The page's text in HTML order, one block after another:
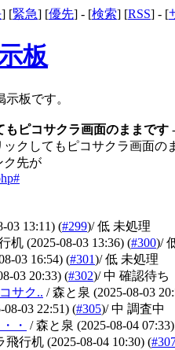
] [緊急] [優先] - [検索] [RSS] - [
板
板です。
ピコサクラ画面のままです
クしてもピコサクラ画面の
ク先が
03 13:11) (#299)/ 低 未処理
机 (2025-08-03 13:36) (#300)/
03 16:54) (#301)/ 低 未処理
03 20:33) (#302)/ 中 確認待ち
サク.. / 森と泉 (2025-08-03
08-03 22:51) (#305)/ 中 調査中
・ / 森と泉 (2025-08-04 07:33)
飛行机 (2025-08-04 10:30) (